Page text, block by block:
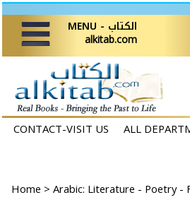
MENU - الكتاب
alkitab.com
CONTACT-VISIT US ALL
Home >